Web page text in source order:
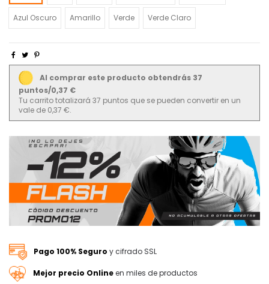
Azul Oscuro Amarillo Verde Verde Claro
Al comprar este producto obtendrás 37
puntos/0,37 €
Tu carrito totalizará 37 puntos que se pueden convertir en un
vale de 0,37 €.
Pago 100% Seguro y cifrado SSL
Mejor precio Onlineen miles de productos